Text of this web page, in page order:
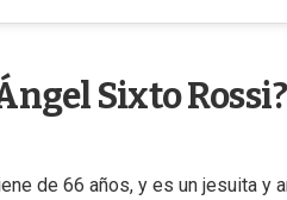
Sixto Rossi?
de 66 años, y es un jesuita y